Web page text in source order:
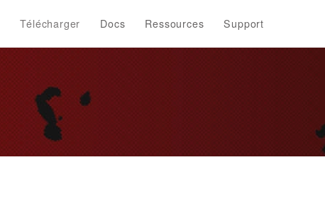
Télécharger Docs Ressources Support